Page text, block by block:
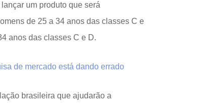
um produto que será
de 25 a 34 anos das classes C e
anos das classes C e D.
de mercado está dando errado
brasileira que ajudarão a